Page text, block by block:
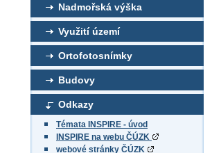
Nadmořská výška
Využití území
Ortofotosnímky
Budovy
Odkazy
Témata INSPIRE - úvod
INSPIRE na webu ČÚZK
webové stránky ČÚZK